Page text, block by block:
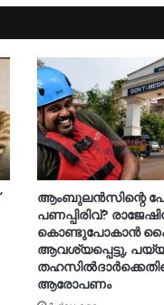
ആംബുലൻസിന്റെ
പണപ്പിരിവ്?
കൊണ്ടുപോകാൻ
ആവശ്യപ്പെട്ടു,
ആരോപണം